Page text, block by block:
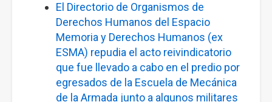
El Directorio de Organismos de
Derechos Humanos del Espacio
Memoria y Derechos Humanos (ex
ESMA) repudia el acto reivindicatorio
que fue llevado a cabo en el predio por
egresados de la Escuela de Mecánica
de la Armada junto a algunos militares